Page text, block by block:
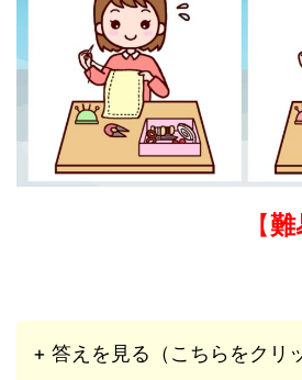
【難
+ 答えを見る（こちらをクリ